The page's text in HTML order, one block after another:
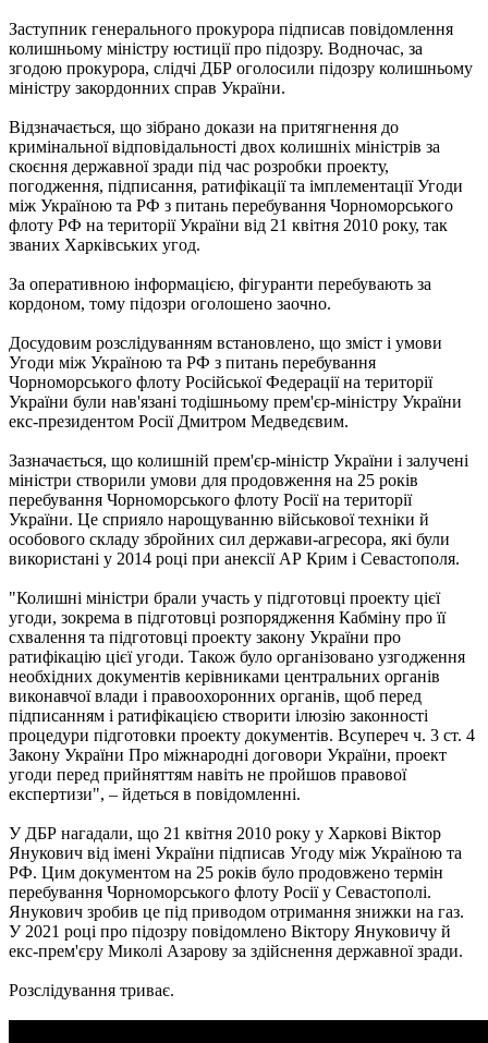
Заступник генерального прокурора підписав повідомлення
колишньому міністру юстиції про підозру. Водночас, за
згодою прокурора, слідчі ДБР оголосили підозру колишньому
міністру закордонних справ України.
Відзначається, що зібрано докази на притягнення до
кримінальної відповідальності двох колишніх міністрів за
скоєння державної зради під час розробки проекту,
погодження, підписання, ратифікації та імплементації Угоди
між Україною та РФ з питань перебування Чорноморського
флоту РФ на території України від 21 квітня 2010 року, так
званих Харківських угод.
За оперативною інформацією, фігуранти перебувають за
кордоном, тому підозри оголошено заочно.
Досудовим розслідуванням встановлено, що зміст і умови
Угоди між Україною та РФ з питань перебування
Чорноморського флоту Російської Федерації на території
України були нав'язані тодішньому прем'єр-міністру України
екс-президентом Росії Дмитром Медведєвим.
Зазначається, що колишній прем'єр-міністр України і залучені
міністри створили умови для продовження на 25 років
перебування Чорноморського флоту Росії на території
України. Це сприяло нарощуванню військової техніки й
особового складу збройних сил держави-агресора, які були
використані у 2014 році при анексії АР Крим і Севастополя.
"Колишні міністри брали участь у підготовці проекту цієї
угоди, зокрема в підготовці розпорядження Кабміну про її
схвалення та підготовці проекту закону України про
ратифікацію цієї угоди. Також було організовано узгодження
необхідних документів керівниками центральних органів
виконавчої влади і правоохоронних органів, щоб перед
підписанням і ратифікацією створити ілюзію законності
процедури підготовки проекту документів. Всупереч ч. 3 ст. 4
Закону України Про міжнародні договори України, проект
угоди перед прийняттям навіть не пройшов правової
експертизи", – йдеться в повідомленні.
У ДБР нагадали, що 21 квітня 2010 року у Харкові Віктор
Янукович від імені України підписав Угоду між Україною та
РФ. Цим документом на 25 років було продовжено термін
перебування Чорноморського флоту Росії у Севастополі.
Янукович зробив це під приводом отримання знижки на газ.
У 2021 році про підозру повідомлено Віктору Януковичу й
екс-прем'єру Миколі Азарову за здійснення державної зради.
Розслідування триває.